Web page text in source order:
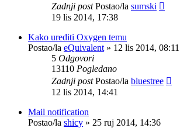
Zadnji postPostao/la sumski
19 lis 2014, 17:38
Kako urediti Oxygen temu
Postao/la eQuivalent » 12 lis 2014, 08:11
5 Odgovori
13110 Pogledano
Zadnji postPostao/la bluestree
12 lis 2014, 14:41
Mail notification
Postao/la shicy » 25 ruj 2014, 14:36